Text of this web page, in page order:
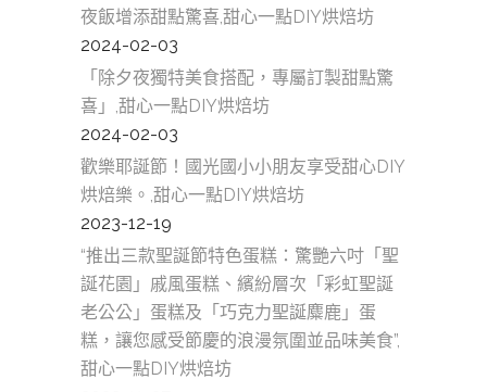
夜飯增添甜點驚喜,甜心一點DIY烘焙坊
2024-02-03
「除夕夜獨特美食搭配，專屬訂製甜點驚
喜」,甜心一點DIY烘焙坊
2024-02-03
歡樂耶誕節！國光國小小朋友享受甜心DIY
烘焙樂。,甜心一點DIY烘焙坊
2023-12-19
“推出三款聖誕節特色蛋糕：驚艷六吋「聖
誕花園」戚風蛋糕、繽紛層次「彩虹聖誕
老公公」蛋糕及「巧克力聖誕麋鹿」蛋
糕，讓您感受節慶的浪漫氛圍並品味美食”,
甜心一點DIY烘焙坊